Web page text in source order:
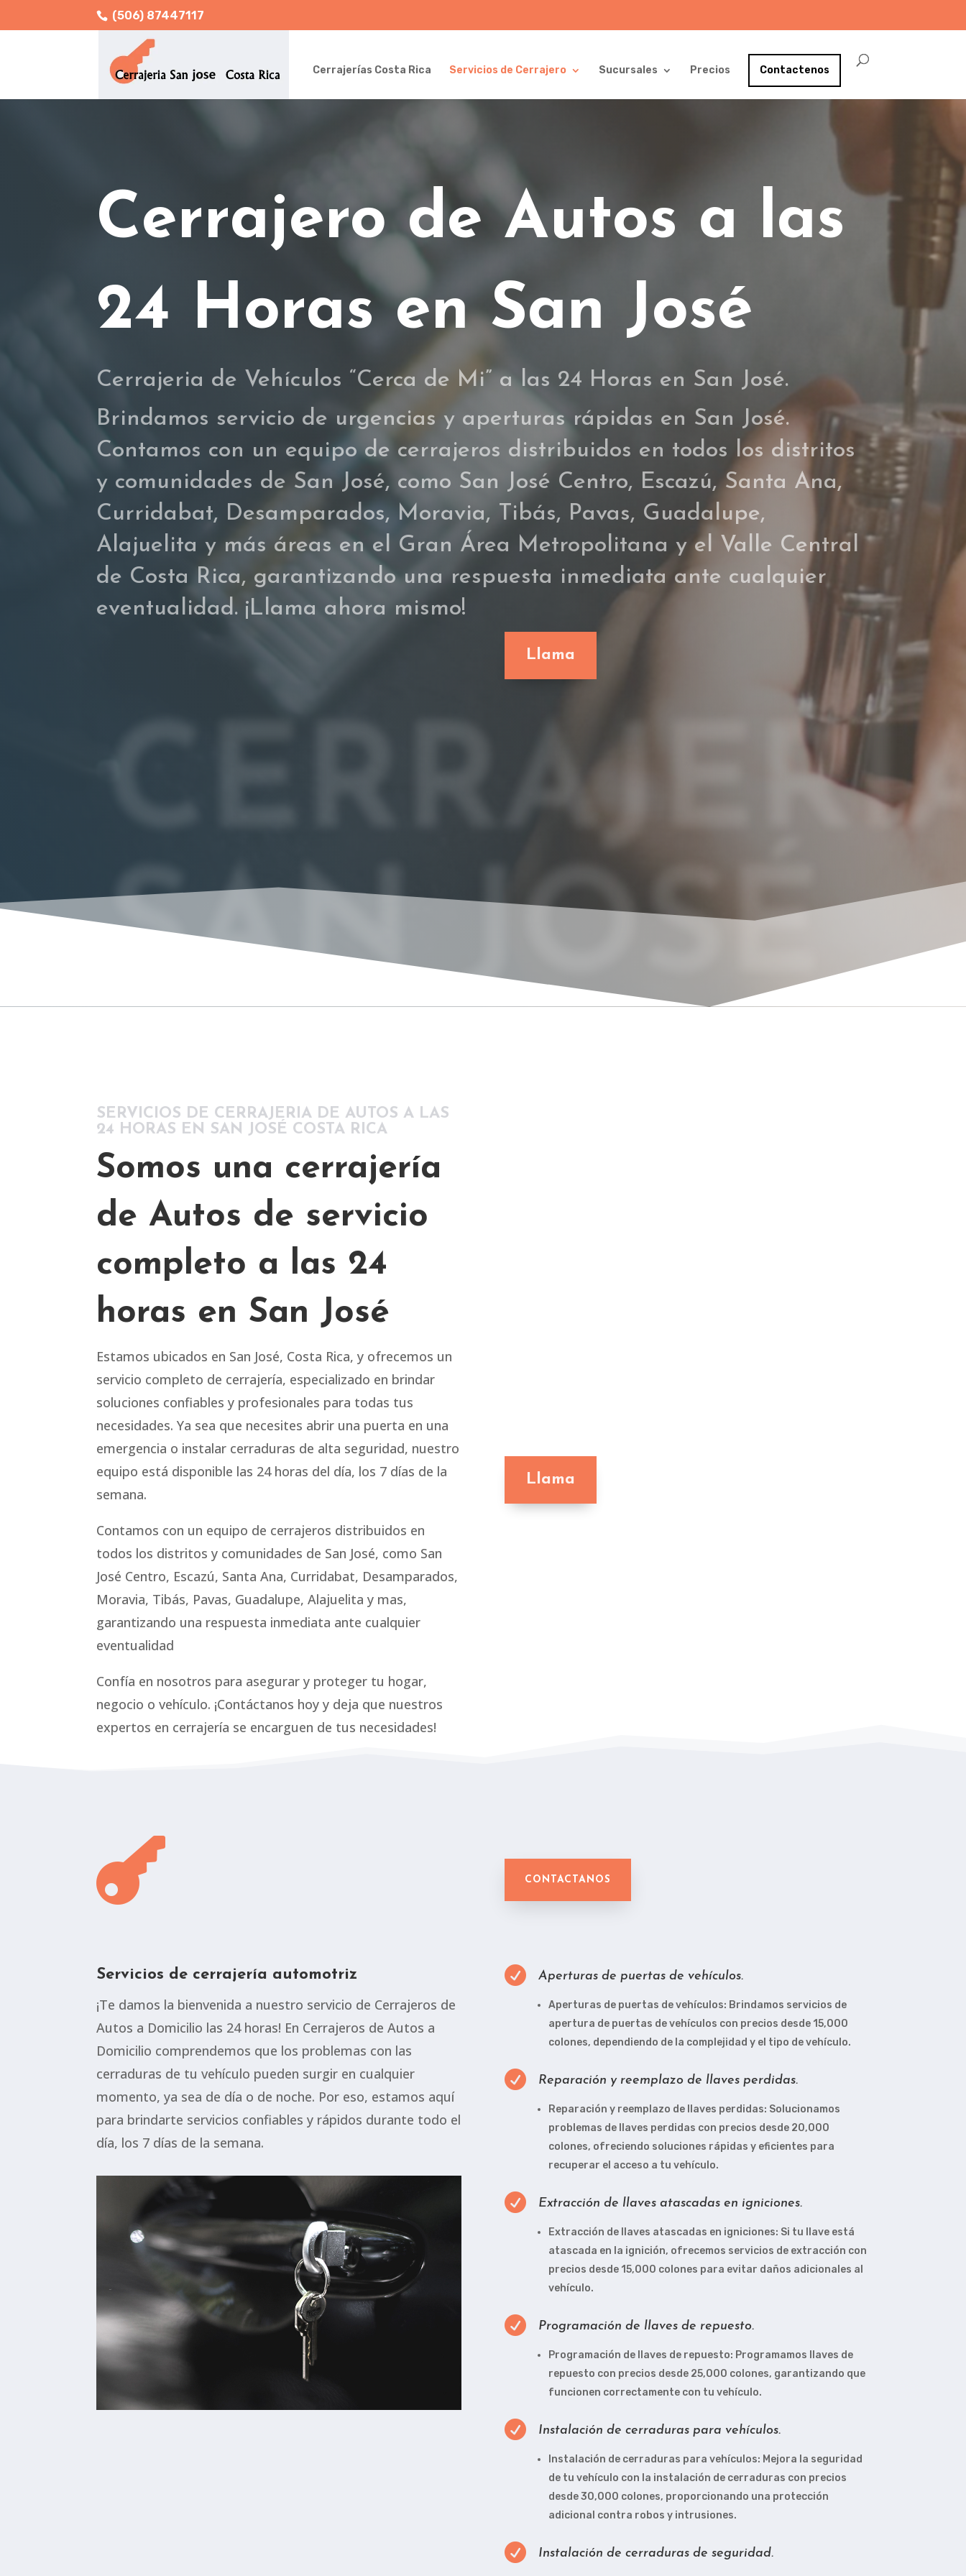
(506) 87447117
Cerrajerías Costa Rica Servicios de Cerrajero Sucursales Precios Contactenos
Cerrajero de Autos a las
24 Horas en San José
Cerrajeria de Vehículos “Cerca de Mi” a las 24 Horas en San José.
Brindamos servicio de urgencias y aperturas rápidas en San José.
Contamos con un equipo de cerrajeros distribuidos en todos los distritos
y comunidades de San José, como San José Centro, Escazú, Santa Ana,
Curridabat, Desamparados, Moravia, Tibás, Pavas, Guadalupe,
Alajuelita y más áreas en el Gran Área Metropolitana y el Valle Central
de Costa Rica, garantizando una respuesta inmediata ante cualquier
eventualidad. ¡Llama ahora mismo!
Llama
SAN JOSÉ
SERVICIOS DE CERRAJERIA DE AUTOS A LAS
24 HORAS EN SAN JOSÉ COSTA RICA
Somos una cerrajería
de Autos de servicio
completo a las 24
horas en San José
Estamos ubicados en San José, Costa Rica, y ofrecemos un
servicio completo de cerrajería, especializado en brindar
soluciones confiables y profesionales para todas tus
necesidades. Ya sea que necesites abrir una puerta en una
emergencia o instalar cerraduras de alta seguridad, nuestro
equipo está disponible las 24 horas del día, los 7 días de la
semana.
Contamos con un equipo de cerrajeros distribuidos en
todos los distritos y comunidades de San José, como San
José Centro, Escazú, Santa Ana, Curridabat, Desamparados,
Moravia, Tibás, Pavas, Guadalupe, Alajuelita y mas,
garantizando una respuesta inmediata ante cualquier
eventualidad
Confía en nosotros para asegurar y proteger tu hogar,
negocio o vehículo. ¡Contáctanos hoy y deja que nuestros
expertos en cerrajería se encarguen de tus necesidades!
Llama
 CONTACTANOS
Servicios de cerrajería automotriz
¡Te damos la bienvenida a nuestro servicio de Cerrajeros de
Autos a Domicilio las 24 horas! En Cerrajeros de Autos a
Domicilio comprendemos que los problemas con las
cerraduras de tu vehículo pueden surgir en cualquier
momento, ya sea de día o de noche. Por eso, estamos aquí
para brindarte servicios confiables y rápidos durante todo el
día, los 7 días de la semana.
 Aperturas de puertas de vehículos.
Aperturas de puertas de vehículos: Brindamos servicios de
apertura de puertas de vehículos con precios desde 15,000
colones, dependiendo de la complejidad y el tipo de vehículo.
 Reparación y reemplazo de llaves perdidas.
Reparación y reemplazo de llaves perdidas: Solucionamos
problemas de llaves perdidas con precios desde 20,000
colones, ofreciendo soluciones rápidas y eficientes para
recuperar el acceso a tu vehículo.
 Extracción de llaves atascadas en igniciones.
Extracción de llaves atascadas en igniciones: Si tu llave está
atascada en la ignición, ofrecemos servicios de extracción con
precios desde 15,000 colones para evitar daños adicionales al
vehículo.
 Programación de llaves de repuesto.
Programación de llaves de repuesto: Programamos llaves de
repuesto con precios desde 25,000 colones, garantizando que
funcionen correctamente con tu vehículo.
 Instalación de cerraduras para vehículos.
Instalación de cerraduras para vehículos: Mejora la seguridad
de tu vehículo con la instalación de cerraduras con precios
desde 30,000 colones, proporcionando una protección
adicional contra robos y intrusiones.
 Instalación de cerraduras de seguridad.